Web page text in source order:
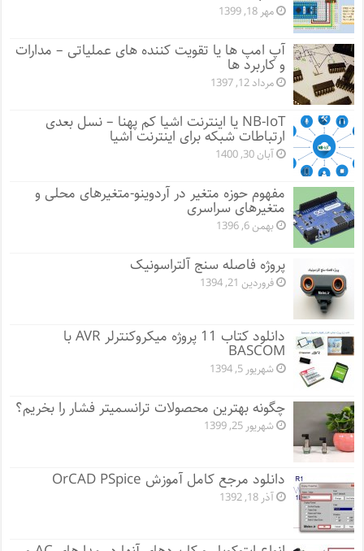
مهر 18, 1399
آپ امپ ها یا تقویت کننده های عملیاتی – مدارات
و کاربرد ها
مرداد 12, 1397
NB-IoT یا اینترنت اشیا کم پهنا – نسل بعدی
ارتباطات شبکه برای اینترنت اشیا
آبان 30, 1400
مفهوم حوزه متغیر در آردوینو-متغیرهای محلی و
متغیرهای سراسری
بهمن 6, 1396
پروژه فاصله سنج آلتراسونیک
فروردین 21, 1394
دانلود کتاب 11 پروژه میکروکنترلر AVR با
BASCOM
شهریور 5, 1394
چگونه بهترین محصولات ترانسمیتر فشار را بخریم؟
شهریور 25, 1399
دانلود مرجع کامل آموزش OrCAD PSpice
آذر 18, 1392